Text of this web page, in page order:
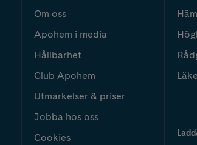
Om oss
Apohem i media
Hållbarhet
Club Apohem
Utmärkelser & priser
Jobba hos oss
Cookies